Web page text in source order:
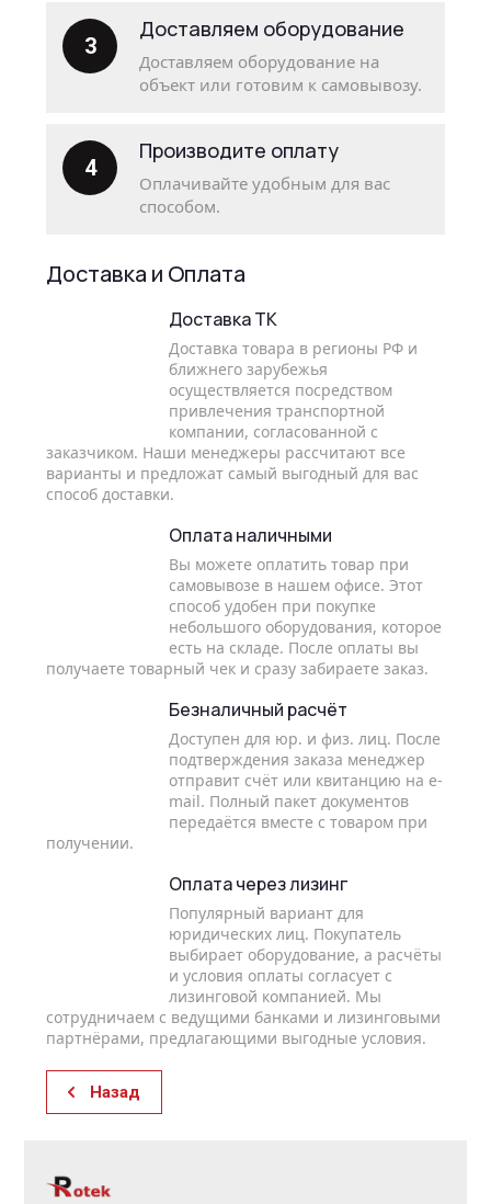
3
Доставляем оборудование
Доставляем оборудование на
объект или готовим к самовывозу.
4
Производите оплату
Оплачивайте удобным для вас
способом.
Доставка и Оплата
Доставка ТК
Доставка товара в регионы РФ и
ближнего зарубежья
осуществляется посредством
привлечения транспортной
компании, согласованной с
заказчиком. Наши менеджеры рассчитают все
варианты и предложат самый выгодный для вас
способ доставки.
Оплата наличными
Вы можете оплатить товар при
самовывозе в нашем офисе. Этот
способ удобен при покупке
небольшого оборудования, которое
есть на складе. После оплаты вы
получаете товарный чек и сразу забираете заказ.
Безналичный расчёт
Доступен для юр. и физ. лиц. После
подтверждения заказа менеджер
отправит счёт или квитанцию на e-
mail. Полный пакет документов
передаётся вместе с товаром при
получении.
Оплата через лизинг
Популярный вариант для
юридических лиц. Покупатель
выбирает оборудование, а расчёты
и условия оплаты согласует с
лизинговой компанией. Мы
сотрудничаем с ведущими банками и лизинговыми
партнёрами, предлагающими выгодные условия.
Назад